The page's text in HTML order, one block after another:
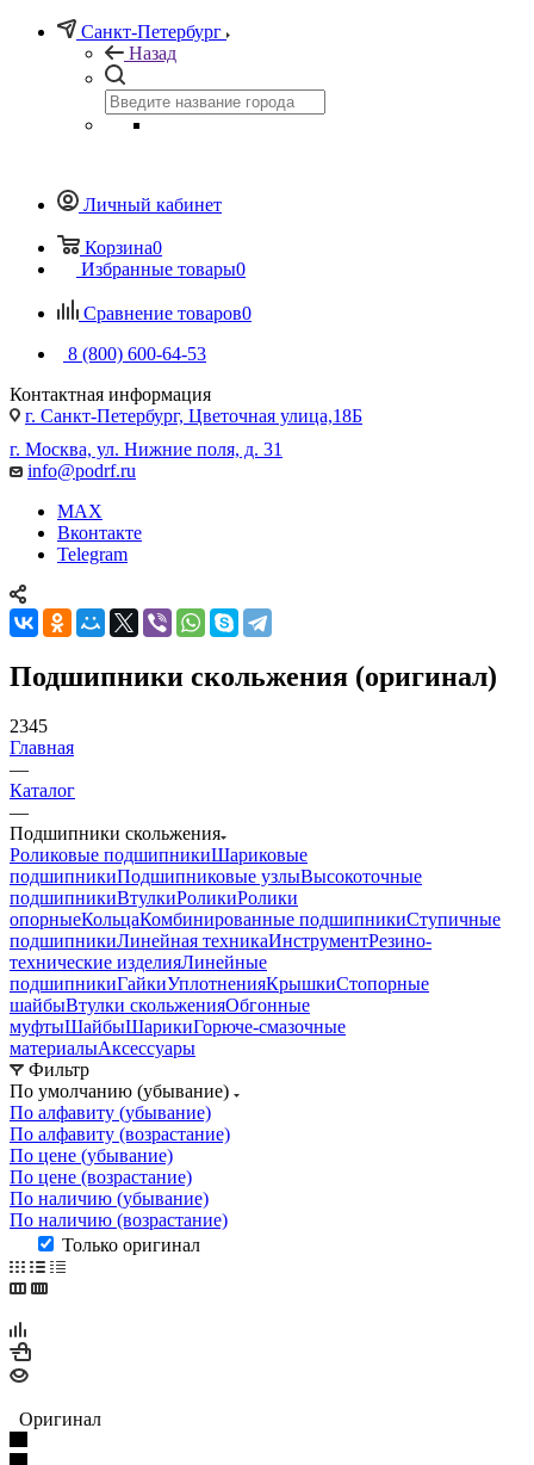
Санкт-Петербург
Назад
Личный кабинет
Корзина0
Избранные товары0
Сравнение товаров0
8 (800) 600-64-53
Контактная информация
г. Санкт-Петербург, Цветочная улица,18Б
г. Москва, ул. Нижние поля, д. 31
info@podrf.ru
MAX
Вконтакте
Telegram
Подшипники скольжения (оригинал)
2345
Главная
—
Каталог
—
Подшипники скольжения
Роликовые подшипникиШариковые
подшипникиПодшипниковые узлыВысокоточные
подшипникиВтулкиРоликиРолики
опорныеКольцаКомбинированные подшипникиСтупичные
подшипникиЛинейная техникаИнструментРезино-
технические изделияЛинейные
подшипникиГайкиУплотненияКрышкиСтопорные
шайбыВтулки скольженияОбгонные
муфтыШайбыШарикиГорюче-смазочные
материалыАксессуары
Фильтр
По умолчанию (убывание)
По алфавиту (убывание)
По алфавиту (возрастание)
По цене (убывание)
По цене (возрастание)
По наличию (убывание)
По наличию (возрастание)
Только оригинал
Оригинал